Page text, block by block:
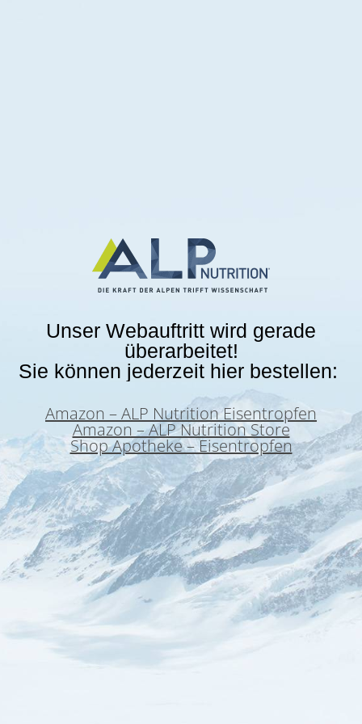
Unser Webauftritt wird gerade
überarbeitet!
Sie können jederzeit hier bestellen:
Amazon – ALP Nutrition Eisentropfen
Amazon – ALP Nutrition Store
Shop Apotheke – Eisentropfen